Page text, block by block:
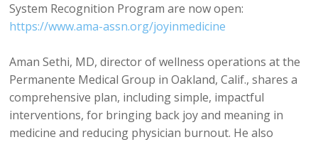
System Recognition Program are now open:
https://www.ama-assn.org/joyinmedicine
Aman Sethi, MD, director of wellness operations at the
Permanente Medical Group in Oakland, Calif., shares a
comprehensive plan, including simple, impactful
interventions, for bringing back joy and meaning in
medicine and reducing physician burnout. He also